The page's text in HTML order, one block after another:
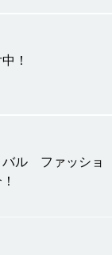
！
バル ファッショ